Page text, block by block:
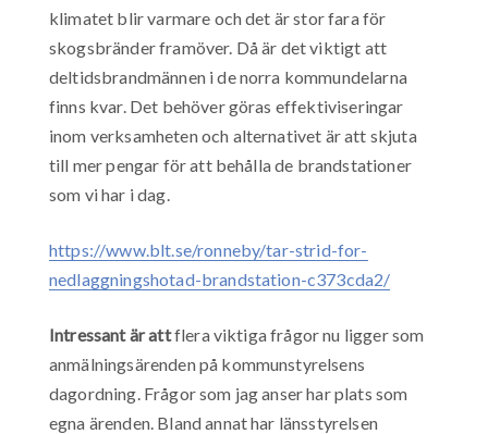
klimatet blir varmare och det är stor fara för
skogsbränder framöver. Då är det viktigt att
deltidsbrandmännen i de norra kommundelarna
finns kvar. Det behöver göras effektiviseringar
inom verksamheten och alternativet är att skjuta
till mer pengar för att behålla de brandstationer
som vi har i dag.
https://www.blt.se/ronneby/tar-strid-for-
nedlaggningshotad-brandstation-c373cda2/
Intressant är attflera viktiga frågor nu ligger som
anmälningsärenden på kommunstyrelsens
dagordning. Frågor som jag anser har plats som
egna ärenden. Bland annat har länsstyrelsen